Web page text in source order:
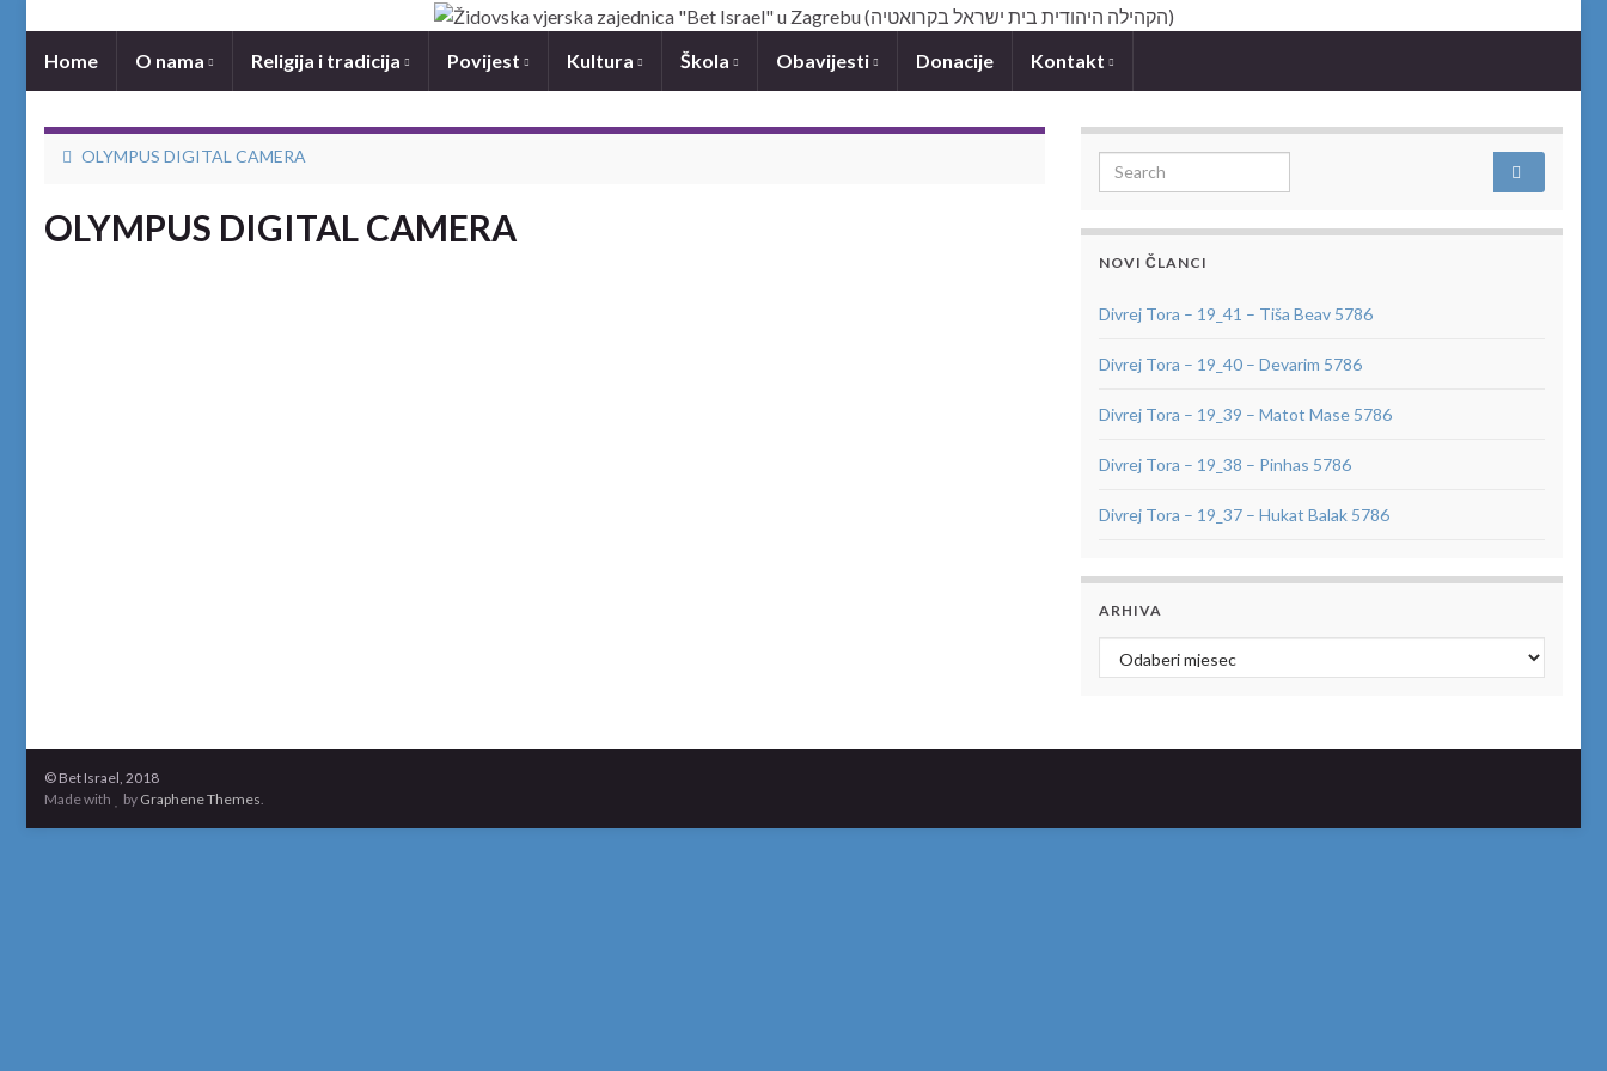
Home O nama Religija i tradicija Povijest Kultura Škola Obavijesti Donacije Kontakt
OLYMPUS DIGITAL CAMERA
OLYMPUS DIGITAL CAMERA
Search for:
NOVI ČLANCI
Divrej Tora – 19_41 – Tiša Beav 5786
Divrej Tora – 19_40 – Devarim 5786
Divrej Tora – 19_39 – Matot Mase 5786
Divrej Tora – 19_38 – Pinhas 5786
Divrej Tora – 19_37 – Hukat Balak 5786
ARHIVA
Arhiva
© Bet Israel, 2018
Made with
by Graphene Themes